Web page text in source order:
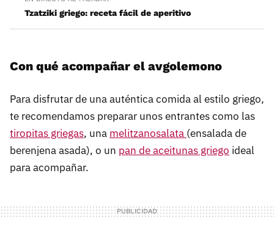
Tzatziki griego: receta fácil de aperitivo
Con qué acompañar el avgolemono
Para disfrutar de una auténtica comida al estilo griego,
te recomendamos preparar unos entrantes como las
tiropitas griegas, una melitzanosalata (ensalada de
berenjena asada), o un pan de aceitunas griego ideal
para acompañar.